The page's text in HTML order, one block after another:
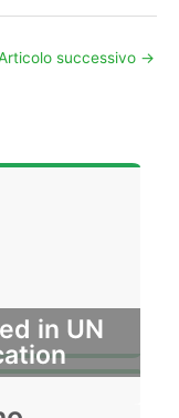
successivo →
in UN